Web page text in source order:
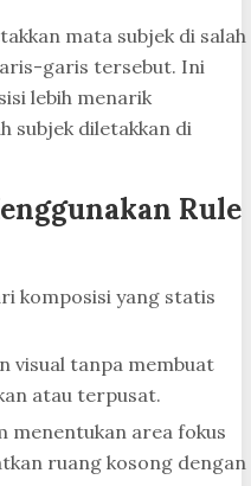
mata subjek di salah
garis tersebut. Ini
lebih menarik
subjek diletakkan di
Rule
komposisi yang statis
visual tanpa membuat
atau terpusat.
menentukan area fokus
ruang kosong dengan